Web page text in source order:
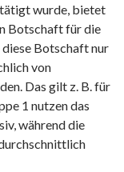
wurde, bietet
Botschaft für die
Botschaft nur
von
Das gilt z. B. für
1 nutzen das
während die